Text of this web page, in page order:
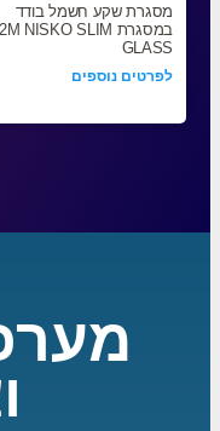
מסגרת שקע חשמל בודד
במסגרת 2M NISKO SLIM
GLASS
לפרטים נוספים